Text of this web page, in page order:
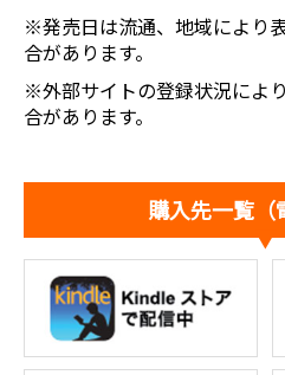
※発売日は流通、地域により
合があります。
※外部サイトの登録状況によ
合があります。
購入先一覧（